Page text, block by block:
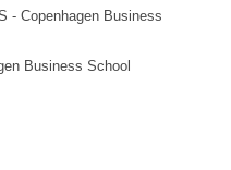
- Copenhagen Business
Business School